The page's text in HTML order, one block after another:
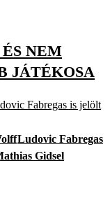
NEM
JÁTÉKOSA
Fabregas is jelölt
Ludovic Fabregas
Gidsel